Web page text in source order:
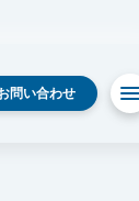
問い合わせ